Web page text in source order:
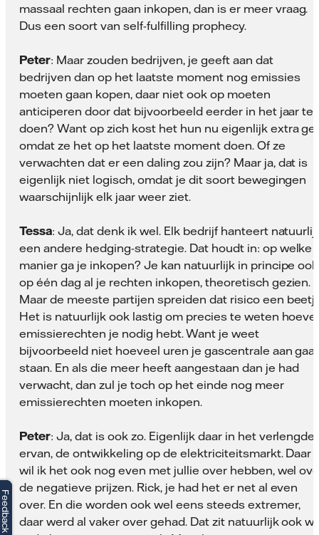
massaal rechten gaan inkopen, dan is er meer vraag.
Dus een soort van self-fulfilling prophecy.
Peter: Maar zouden bedrijven, je geeft aan dat
bedrijven dan op het laatste moment nog emissies
moeten gaan kopen, daar niet ook op moeten
anticiperen door dat bijvoorbeeld eerder in het jaar te
doen? Want op zich kost het hun nu eigenlijk extra
omdat ze het op het laatste moment doen. Of ze
verwachten dat er een daling zou zijn? Maar ja, dat is
eigenlijk niet logisch, omdat je dit soort bewegingen
waarschijnlijk elk jaar weer ziet.
Tessa: Ja, dat denk ik wel. Elk bedrijf hanteert
een andere hedging-strategie. Dat houdt in: op welke
manier ga je inkopen? Je kan natuurlijk in principe ook
op één dag al je rechten inkopen, theoretisch gezien.
Maar de meeste partijen spreiden dat risico een
Het is natuurlijk ook lastig om precies te weten
emissierechten je nodig hebt. Want je weet
bijvoorbeeld niet hoeveel uren je gascentrale aan gaat
staan. En als die meer heeft aangestaan dan je had
verwacht, dan zul je toch op het einde nog meer
emissierechten moeten inkopen.
Peter: Ja, dat is ook zo. Eigenlijk daar in het verlengde
ervan, de ontwikkeling op de elektriciteitsmarkt. Daar
wil ik het ook nog even met jullie over hebben, wel
de negatieve prijzen. Rick, je had het er net al even
over. En die worden ook wel eens steeds extremer,
daar werd al vaker over gehad. Dat zit natuurlijk ook
Feedback
Feedback